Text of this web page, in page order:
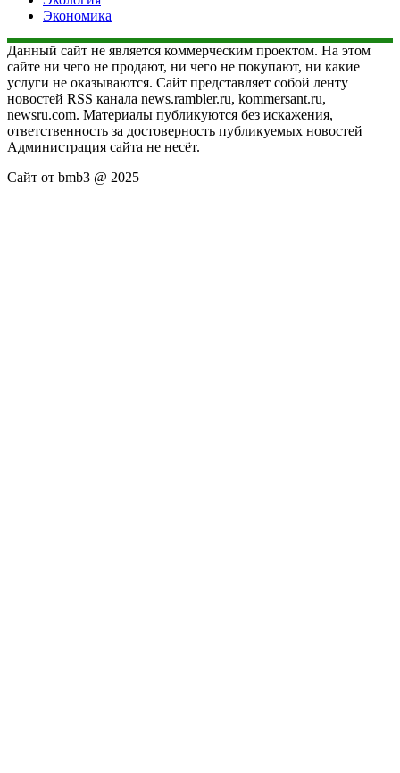
Экономика
Данный сайт не является коммерческим проектом. На этом
сайте ни чего не продают, ни чего не покупают, ни какие
услуги не оказываются. Сайт представляет собой ленту
новостей RSS канала news.rambler.ru, kommersant.ru,
newsru.com. Материалы публикуются без искажения,
ответственность за достоверность публикуемых новостей
Администрация сайта не несёт.
Сайт от bmb3 @ 2025